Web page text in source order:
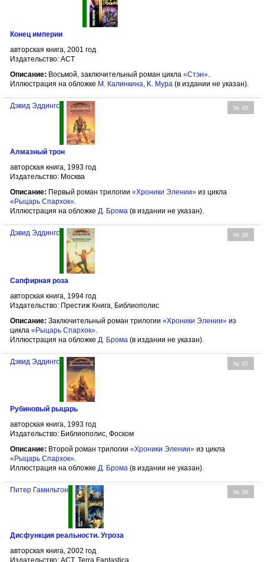
Конец империи
авторская книга, 2001 год
Издательство: АСТ
Описание: Восьмой, заключительный роман цикла «Стэн».
Иллюстрация на обложке М. Калинкина, K. Мура (в издании не указан).
№ 35
Дэвид Эддингс
Алмазный трон
авторская книга, 1993 год
Издательство: Москва
Описание: Первый роман трилогии «Хроники Элении» из цикла
«Рыцарь Спархок»
Иллюстрация на обложке Д. Брома (в издании не указан).
№ 36
Дэвид Эддингс
Сапфирная роза
авторская книга, 1994 год
Издательство: Престиж Книга, Библиополис
Описание: Заключительный роман трилогии «Хроники Элении» из
цикла «Рыцарь Спархок».
Иллюстрация на обложке Д. Брома (в издании не указан).
№ 37
Дэвид Эддингс
Рубиновый рыцарь
авторская книга, 1993 год
Издательство: Библиополис, Фоском
Описание: Второй роман трилогии «Хроники Элении» из цикла
«Рыцарь Спархок»
Иллюстрация на обложке Д. Брома (в издании не указан).
№ 38
Питер Гамильтон
Дисфункция реальности. Угроза
авторская книга, 2002 год
Издательство: АСТ, Terra Fantastica